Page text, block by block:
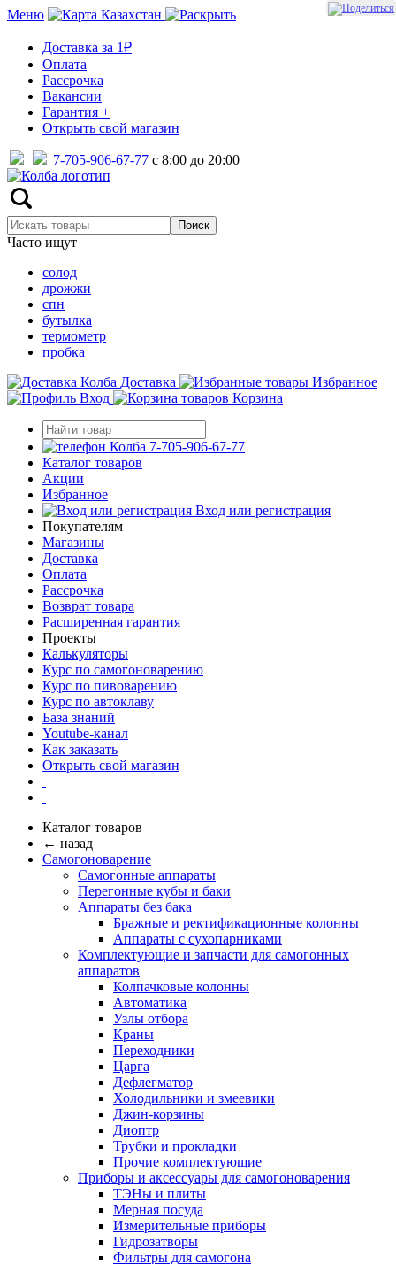
Меню Казахстан
Доставка за 1₽
Оплата
Рассрочка
Вакансии
Гарантия +
Открыть свой магазин
7-705-906-67-77 с 8:00 до 20:00
Часто ищут
солод
дрожжи
спн
бутылка
термометр
пробка
Доставка
Избранное
Вход
Корзина
7-705-906-67-77
Каталог товаров
Акции
Избранное
Вход или регистрация
Покупателям
Магазины
Доставка
Оплата
Рассрочка
Возврат товара
Расширенная гарантия
Проекты
Калькуляторы
Курс по самогоноварению
Курс по пивоварению
Курс по автоклаву
База знаний
Youtube-канал
Как заказать
Открыть свой магазин
Каталог товаров
← назад
Самогоноварение
Самогонные аппараты
Перегонные кубы и баки
Аппараты без бака
Бражные и ректификационные колонны
Аппараты с сухопарниками
Комплектующие и запчасти для самогонных
аппаратов
Колпачковые колонны
Автоматика
Узлы отбора
Краны
Переходники
Царга
Дефлегматор
Холодильники и змеевики
Джин-корзины
Диоптр
Трубки и прокладки
Прочие комплектующие
Приборы и аксессуары для самогоноварения
ТЭНы и плиты
Мерная посуда
Измерительные приборы
Гидрозатворы
Фильтры для самогона